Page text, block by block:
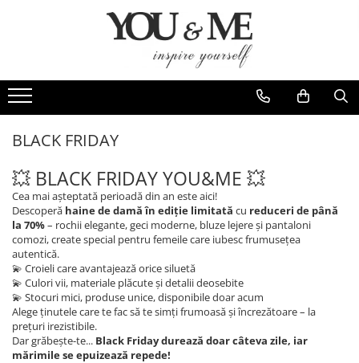
Bluze si camasi
Pantaloni
Geci si jachete
Rochii de eveniment
Compleuri si costume
Salopete
Tricouri si topuri
Fuste
Sacouri
Vesta
Genti
Esarfe
Coliere si brose
BLACK FRIDAY
💥 BLACK FRIDAY YOU&ME 💥
Cea mai așteptată perioadă din an este aici!
Descoperă haine de damă în ediție limitată cu reduceri de până
la 70%– rochii elegante, geci moderne, bluze lejere și pantaloni
comozi, create special pentru femeile care iubesc frumusețea
autentică.
💫 Croieli care avantajează orice siluetă
💫 Culori vii, materiale plăcute și detalii deosebite
💫 Stocuri mici, produse unice, disponibile doar acum
Alege ținutele care te fac să te simți frumoasă și încrezătoare – la
prețuri irezistibile.
Dar grăbește-te... Black Friday durează doar câteva zile, iar
mărimile se epuizează repede!